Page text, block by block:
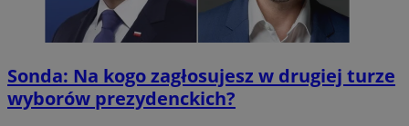
Sonda: Na kogo zagłosujesz w drugiej turze
wyborów prezydenckich?